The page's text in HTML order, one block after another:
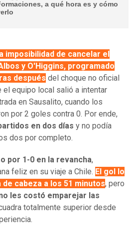
a qué hora es y cómo
la imposibilidad de cancelar el
y O'Higgins, programado
después del choque no oficial
el equipo local salió a intentar
en Sausalito, cuando los
por 2 goles contra 0. Por ende,
en dos días y no podía
dos por completo.
por 1-0 en la revancha,
feliz en su viaje a Chile. El gol lo
cabeza a los 51 minutos, pero
les costó emparejar las
totalmente superior desde